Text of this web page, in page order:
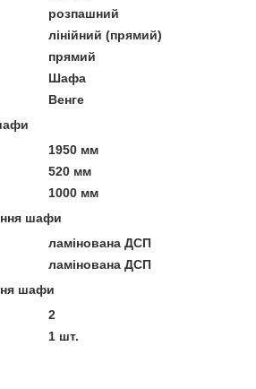
розпашний
лінійний (прямий)
прямий
Шафа
Венге
1950 мм
520 мм
1000 мм
шафи
ламінована ДСП
ламінована ДСП
шафи
2
1 шт.